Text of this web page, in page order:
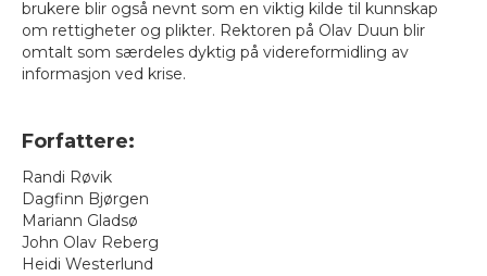
brukere blir også nevnt som en viktig kilde til kunnskap
om rettigheter og plikter. Rektoren på Olav Duun blir
omtalt som særdeles dyktig på videreformidling av
informasjon ved krise.
Forfattere:
Randi Røvik
Dagfinn Bjørgen
Mariann Gladsø
John Olav Reberg
Heidi Westerlund